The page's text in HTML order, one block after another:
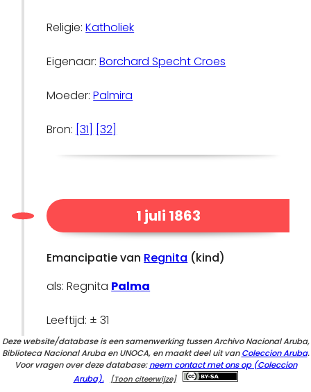
Religie:Katholiek
Eigenaar:Borchard Specht Croes
Moeder:Palmira
Bron: [31] [32]
1 juli 1863
Emancipatie van Regnita (kind)
als: Regnita Palma
Leeftijd: ± 31
Lokatie: Aruba
Beroep:Bediende
Deze website/database is een samenwerking tussen Archivo Nacional Aruba,
Biblioteca Nacional Aruba en UNOCA, en maakt deel uit vanColeccion Aruba.
Voor vragen over deze database:neem contact met ons op (Coleccion
Aruba).
[Toon citeerwijze]